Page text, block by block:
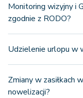
Monitoring wizyjny i
zgodnie z RODO?
Udzielenie urlopu w
Zmiany w zasiłkach
nowelizacji?